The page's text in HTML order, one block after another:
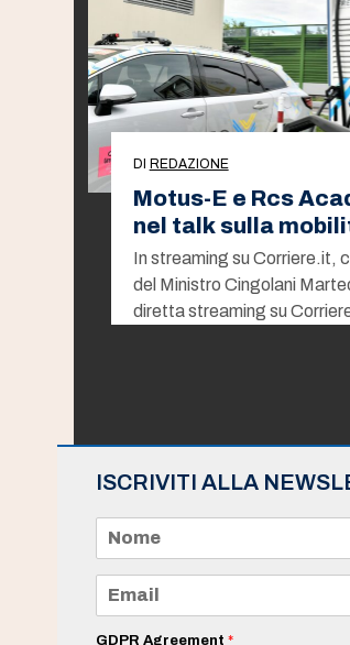
DI REDAZIONE
Motus-E e Rcs
nel talk sulla
In streaming su Corriere.it,
del Ministro Cingolani
diretta streaming su
ISCRIVITI ALLA
m
e
a
iGDPR Agreement *